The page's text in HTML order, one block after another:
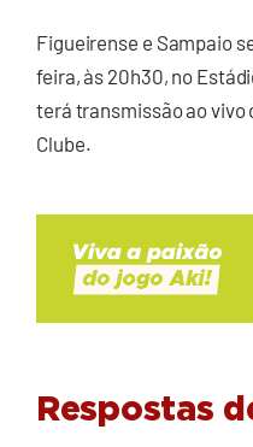
Figueirense e Sampaio
feira, às 20h30, no
terá transmissão ao vivo
Clube.
Respostas